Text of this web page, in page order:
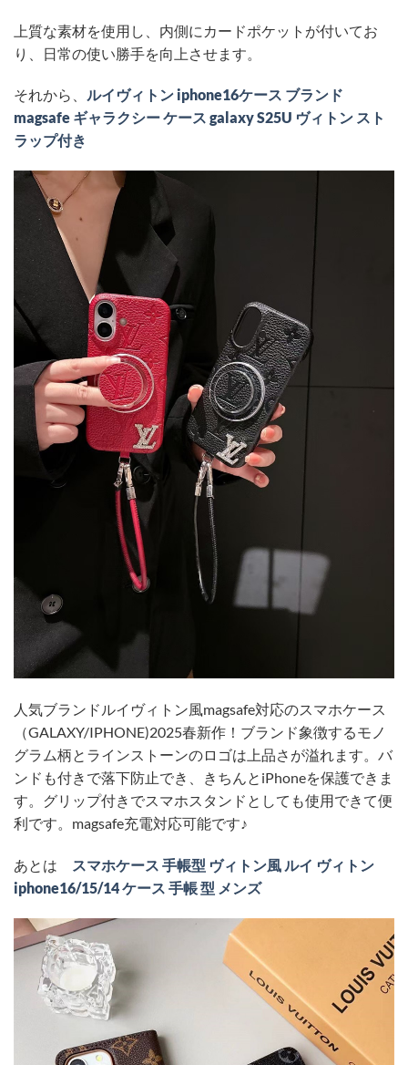
上質な素材を使用し、内側にカードポケットが付いてお
り、日常の使い勝手を向上させます。
それから、 ルイヴィトン iphone16ケース ブランド
magsafe ギャラクシー ケース galaxy S25U ヴィトン スト
ラップ付き
人気ブランドルイヴィトン風magsafe対応のスマホケース
（GALAXY/IPHONE)2025春新作！ブランド象徴するモノ
グラム柄とラインストーンのロゴは上品さが溢れます。バ
ンドも付きで落下防止でき、きちんとiPhoneを保護できま
す。グリップ付きでスマホスタンドとしても使用できて便
利です。magsafe充電対応可能です♪
あとは
スマホケース 手帳型 ヴィトン風 ルイ ヴィトン
iphone16/15/14 ケース 手帳 型 メンズ